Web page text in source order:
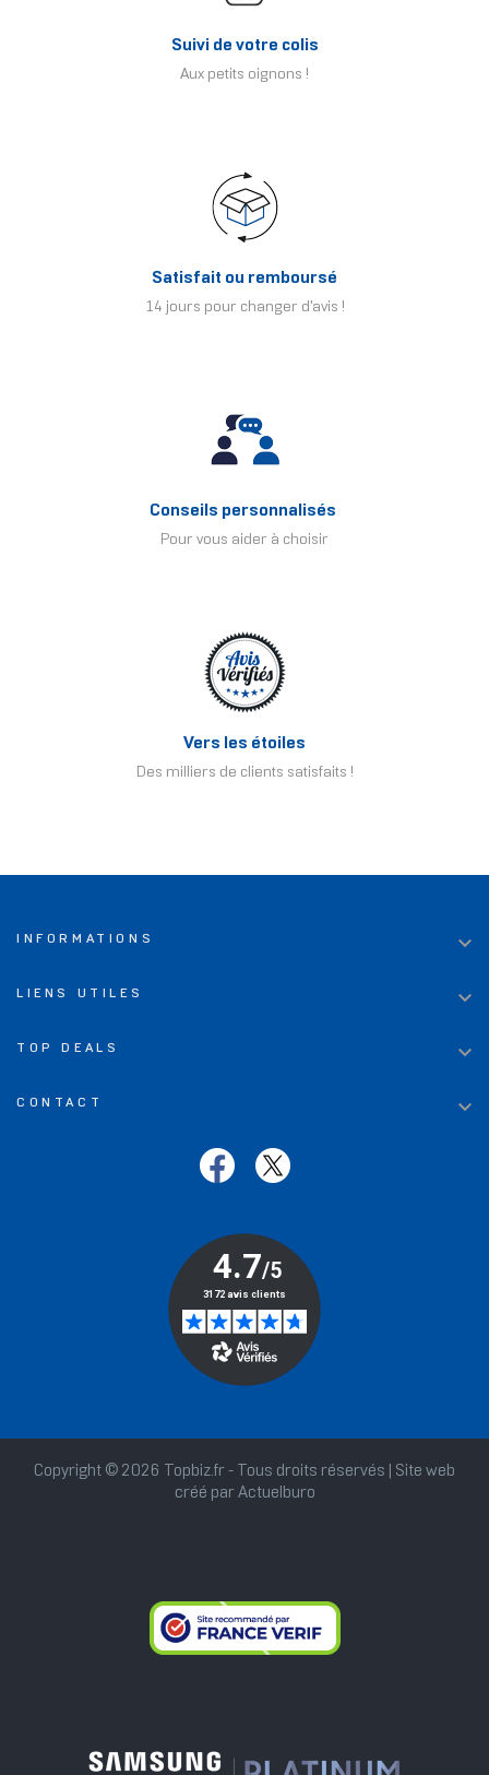
Suivi de votre colis
Aux petits oignons !
Satisfait ou remboursé
14 jours pour changer d'avis !
Conseils personnalisés
Pour vous aider à choisir
Vers les étoiles
Des milliers de clients satisfaits !
INFORMATIONS 
LIENS UTILES 
TOP DEALS 
CONTACT 
Copyright © 2026 Topbiz.fr - Tous droits réservés | Site web
créé par Actuelburo